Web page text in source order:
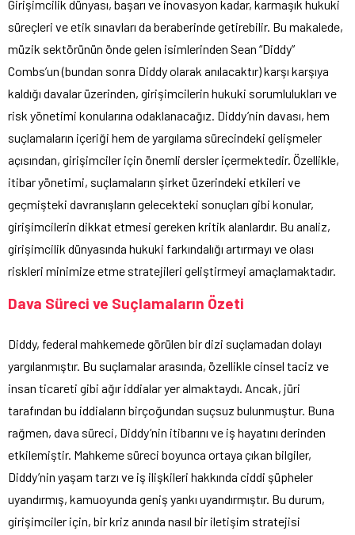
Girişimcilik dünyası, başarı ve inovasyon kadar, karmaşık hukuki
süreçleri ve etik sınavları da beraberinde getirebilir. Bu makalede,
müzik sektörünün önde gelen isimlerinden Sean “Diddy”
Combs’un (bundan sonra Diddy olarak anılacaktır) karşı karşıya
kaldığı davalar üzerinden, girişimcilerin hukuki sorumlulukları ve
risk yönetimi konularına odaklanacağız. Diddy’nin davası, hem
suçlamaların içeriği hem de yargılama sürecindeki gelişmeler
açısından, girişimciler için önemli dersler içermektedir. Özellikle,
itibar yönetimi, suçlamaların şirket üzerindeki etkileri ve
geçmişteki davranışların gelecekteki sonuçları gibi konular,
girişimcilerin dikkat etmesi gereken kritik alanlardır. Bu analiz,
girişimcilik dünyasında hukuki farkındalığı artırmayı ve olası
riskleri minimize etme stratejileri geliştirmeyi amaçlamaktadır.
Dava Süreci ve Suçlamaların Özeti
Diddy, federal mahkemede görülen bir dizi suçlamadan dolayı
yargılanmıştır. Bu suçlamalar arasında, özellikle cinsel taciz ve
insan ticareti gibi ağır iddialar yer almaktaydı. Ancak, jüri
tarafından bu iddiaların birçoğundan suçsuz bulunmuştur. Buna
rağmen, dava süreci, Diddy’nin itibarını ve iş hayatını derinden
etkilemiştir. Mahkeme süreci boyunca ortaya çıkan bilgiler,
Diddy’nin yaşam tarzı ve iş ilişkileri hakkında ciddi şüpheler
uyandırmış, kamuoyunda geniş yankı uyandırmıştır. Bu durum,
girişimciler için, bir kriz anında nasıl bir iletişim stratejisi